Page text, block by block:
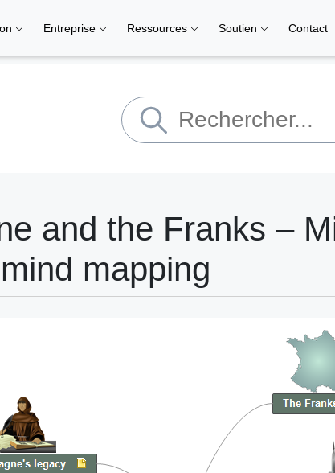
Entreprise Ressources Soutien Contact
and the Franks –
mapping